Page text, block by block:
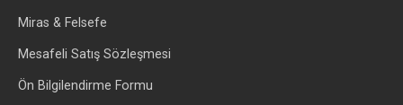
Miras & Felsefe
Mesafeli Satış Sözleşmesi
Ön Bilgilendirme Formu